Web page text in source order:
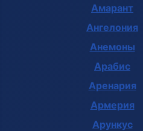
Амарант
Ангелония
Анемоны
Арабис
Аренария
Армерия
Арункус